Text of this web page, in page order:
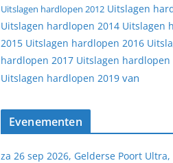
Uitslagen hardlopen 2012 Uitslagen
Uitslagen hardlopen 2014 Uitslagen
2015 Uitslagen hardlopen 2016
hardlopen 2017 Uitslagen hardlopen
Uitslagen hardlopen 2019 van
Evenementen
za 26 sep 2026, Gelderse Poort